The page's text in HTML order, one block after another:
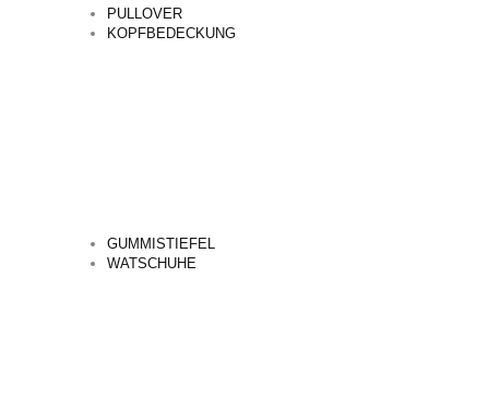
PULLOVER
KOPFBEDECKUNG
GUMMISTIEFEL
WATSCHUHE